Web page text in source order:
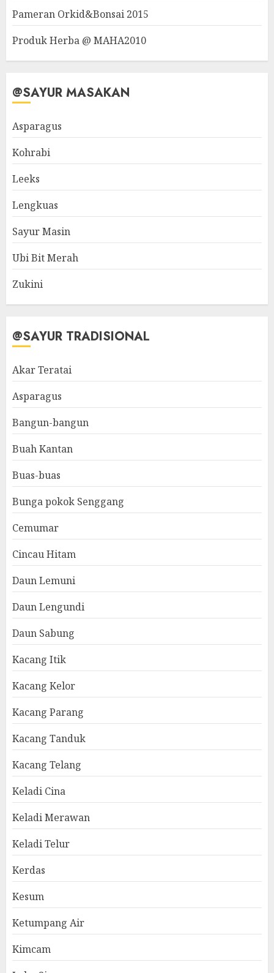
Pameran Orkid&Bonsai 2015
Produk Herba @ MAHA2010
@SAYUR MASAKAN
Asparagus
Kohrabi
Leeks
Lengkuas
Sayur Masin
Ubi Bit Merah
Zukini
@SAYUR TRADISIONAL
Akar Teratai
Asparagus
Bangun-bangun
Buah Kantan
Buas-buas
Bunga pokok Senggang
Cemumar
Cincau Hitam
Daun Lemuni
Daun Lengundi
Daun Sabung
Kacang Itik
Kacang Kelor
Kacang Parang
Kacang Tanduk
Kacang Telang
Keladi Cina
Keladi Merawan
Keladi Telur
Kerdas
Kesum
Ketumpang Air
Kimcam